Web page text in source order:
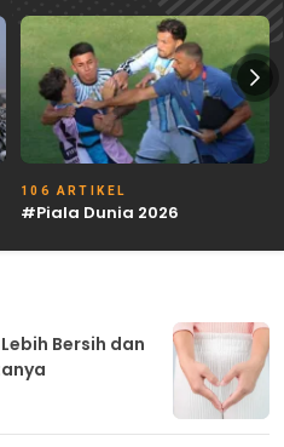
106 ARTIKEL
#Piala Dunia 2026
Bersih dan